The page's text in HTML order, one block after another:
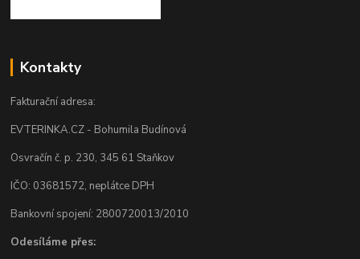
Kontakty
Fakturační adresa:
EVTERINKA.CZ - Bohumila Budínová
Osvračín č. p. 230, 345 61 Staňkov
IČO: 03681572, neplátce DPH
Bankovní spojení: 2800720013/2010
Odesíláme přes: